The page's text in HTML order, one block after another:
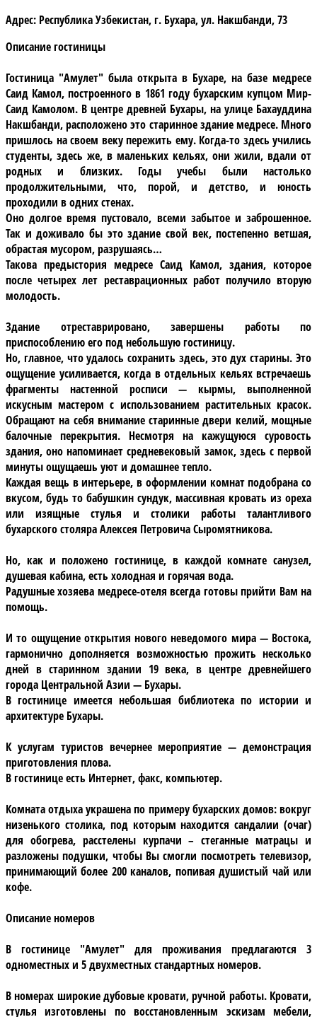
Адрес: Республика Узбекистан, г. Бухара, ул. Накшбанди, 73
Описание гостиницы
Гостиница "Амулет" была открыта в Бухаре, на базе медресе
Саид Камол, построенного в 1861 году бухарским купцом Мир-
Саид Камолом. В центре древней Бухары, на улице Бахауддина
Накшбанди, расположено это старинное здание медресе. Много
пришлось на своем веку пережить ему. Когда-то здесь учились
студенты, здесь же, в маленьких кельях, они жили, вдали от
родных и близких. Годы учебы были настолько
продолжительными, что, порой, и детство, и юность
проходили в одних стенах.
Оно долгое время пустовало, всеми забытое и заброшенное.
Так и доживало бы это здание свой век, постепенно ветшая,
обрастая мусором, разрушаясь…
Такова предыстория медресе Саид Камол, здания, которое
после четырех лет реставрационных работ получило вторую
молодость.
Здание отреставрировано, завершены работы по
приспособлению его под небольшую гостиницу.
Но, главное, что удалось сохранить здесь, это дух старины. Это
ощущение усиливается, когда в отдельных кельях встречаешь
фрагменты настенной росписи — кырмы, выполненной
искусным мастером с использованием растительных красок.
Обращают на себя внимание старинные двери келий, мощные
балочные перекрытия. Несмотря на кажущуюся суровость
здания, оно напоминает средневековый замок, здесь с первой
минуты ощущаешь уют и домашнее тепло.
Каждая вещь в интерьере, в оформлении комнат подобрана со
вкусом, будь то бабушкин сундук, массивная кровать из ореха
или изящные стулья и столики работы талантливого
бухарского столяра Алексея Петровича Сыромятникова.
Но, как и положено гостинице, в каждой комнате санузел,
душевая кабина, есть холодная и горячая вода.
Радушные хозяева медресе-отеля всегда готовы прийти Вам на
помощь.
И то ощущение открытия нового неведомого мира — Востока,
гармонично дополняется возможностью прожить несколько
дней в старинном здании 19 века, в центре древнейшего
города Центральной Азии — Бухары.
В гостинице имеетсянебольшая библиотека по истории и
архитектуре Бухары.
К услугам туристов вечернее мероприятие — демонстрация
приготовления плова.
В гостинице есть Интернет, факс, компьютер.
Комната отдыхаукрашена по примеру бухарских домов: вокруг
низенького столика, под которым находится сандалии (очаг)
для обогрева, расстелены курпачи – стеганные матрацы и
разложены подушки, чтобы Вы смогли посмотреть телевизор,
принимающий более 200 каналов, попивая душистый чай или
кофе.
Описание номеров
В гостинице "Амулет" для проживания предлагаются 3
одноместныхи 5 двухместныхстандартных номеров.
В номерах широкие дубовые кровати, ручной работы. Кровати,
стулья изготовлены по восстановленным эскизам мебели,